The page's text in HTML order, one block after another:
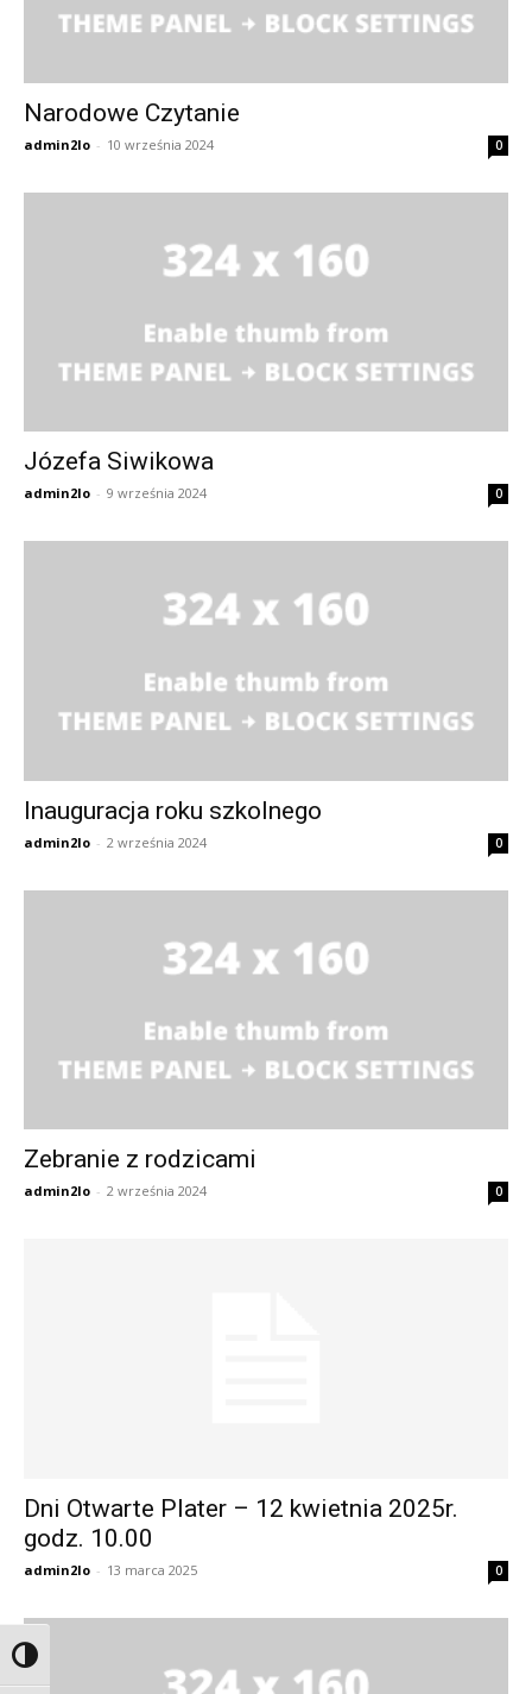
Przełącz wysoki kontrast
Narodowe Czytanie
admin2lo - 10 września 2024 0
Józefa Siwikowa
admin2lo - 9 września 2024 0
Inauguracja roku szkolnego
admin2lo - 2 września 2024 0
Zebranie z rodzicami
admin2lo - 2 września 2024 0
Dni Otwarte Plater – 12 kwietnia 2025r.
godz. 10.00
admin2lo - 13 marca 2025 0